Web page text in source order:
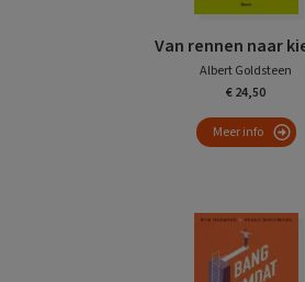
Van rennen naar
Albert Goldsteen
€ 24,50
Meer info